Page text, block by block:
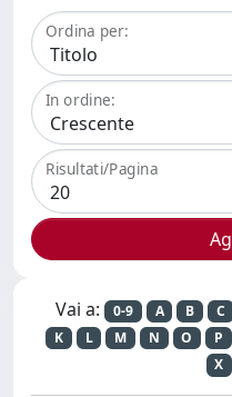
Ordina per:
In ordine:
Risultati/Pagina
Vai a: 0-9 A B C
K
L M N O P
X